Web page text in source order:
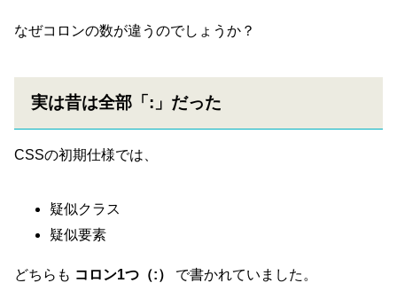
なぜコロンの数が違うのでしょうか？
実は昔は全部「:」だった
CSSの初期仕様では、
疑似クラス
疑似要素
どちらも コロン1つ（:） で書かれていました。